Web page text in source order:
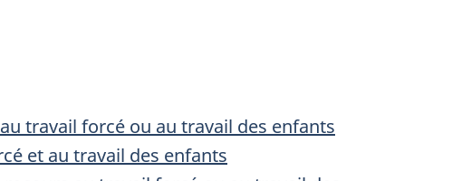
travail forcé ou au travail des enfants
et au travail des enfants